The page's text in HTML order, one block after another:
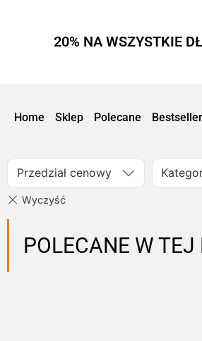
20% NA WSZYSTKIE
Home Sklep Polecane Bestseller
Przedział cenowy
POLECANE W TEJ